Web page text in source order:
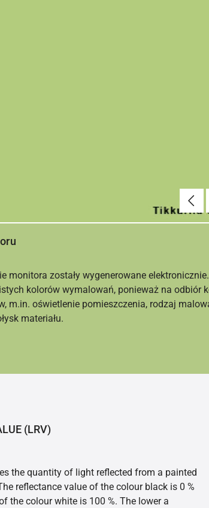
monitora zostały wygenerowane
kolorów wymalowań, ponieważ na odbiór
m.in. oświetlenie pomieszczenia, rodzaj
materiału.
(LRV)
the quantity of light reflected from a painted
reflectance value of the colour black is 0 %
the colour white is 100 %. The lower a